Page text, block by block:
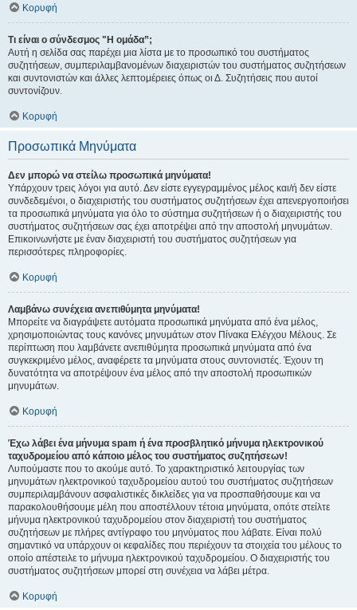
Κορυφή
Τι είναι ο σύνδεσμος "Η ομάδα”;
Αυτή η σελίδα σας παρέχει μια λίστα με το προσωπικό του συστήματος
συζητήσεων, συμπεριλαμβανομένων διαχειριστών του συστήματος συζητήσεων
και συντονιστών και άλλες λεπτομέρειες όπως οι Δ. Συζητήσεις που αυτοί
συντονίζουν.
Κορυφή
Προσωπικά Μηνύματα
Δεν μπορώ να στείλω προσωπικά μηνύματα!
Υπάρχουν τρεις λόγοι για αυτό. Δεν είστε εγγεγραμμένος μέλος και/ή δεν είστε
συνδεδεμένοι, ο διαχειριστής του συστήματος συζητήσεων έχει απενεργοποιήσει
τα προσωπικά μηνύματα για όλο το σύστημα συζητήσεων ή ο διαχειριστής του
συστήματος συζητήσεων σας έχει αποτρέψει από την αποστολή μηνυμάτων.
Επικοινωνήστε με έναν διαχειριστή του συστήματος συζητήσεων για
περισσότερες πληροφορίες.
Κορυφή
Λαμβάνω συνέχεια ανεπιθύμητα μηνύματα!
Μπορείτε να διαγράψετε αυτόματα προσωπικά μηνύματα από ένα μέλος,
χρησιμοποιώντας τους κανόνες μηνυμάτων στον Πίνακα Ελέγχου Μέλους. Σε
περίπτωση που λαμβάνετε ανεπιθύμητα προσωπικά μηνύματα από ένα
συγκεκριμένο μέλος, αναφέρετε τα μηνύματα στους συντονιστές. Έχουν τη
δυνατότητα να αποτρέψουν ένα μέλος από την αποστολή προσωπικών
μηνυμάτων.
Κορυφή
Έχω λάβει ένα μήνυμα spam ή ένα προσβλητικό μήνυμα ηλεκτρονικού
ταχυδρομείου από κάποιο μέλος του συστήματος συζητήσεων!
Λυπούμαστε που το ακούμε αυτό. Το χαρακτηριστικό λειτουργίας των
μηνυμάτων ηλεκτρονικού ταχυδρομείου αυτού του συστήματος συζητήσεων
συμπεριλαμβάνουν ασφαλιστικές δικλείδες για να προσπαθήσουμε και να
παρακολουθήσουμε μέλη που αποστέλλουν τέτοια μηνύματα, οπότε στείλτε
μήνυμα ηλεκτρονικού ταχυδρομείου στον διαχειριστή του συστήματος
συζητήσεων με πλήρες αντίγραφο του μηνύματος που λάβατε. Είναι πολύ
σημαντικό να υπάρχουν οι κεφαλίδες που περιέχουν τα στοιχεία του μέλους το
οποίο απέστειλε το μήνυμα ηλεκτρονικού ταχυδρομείου. Ο διαχειριστής του
συστήματος συζητήσεων μπορεί στη συνέχεια να λάβει μέτρα.
Κορυφή